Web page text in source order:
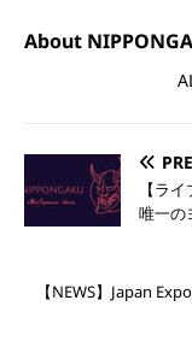
About
【ラ
唯一の
【NEWS】Japan